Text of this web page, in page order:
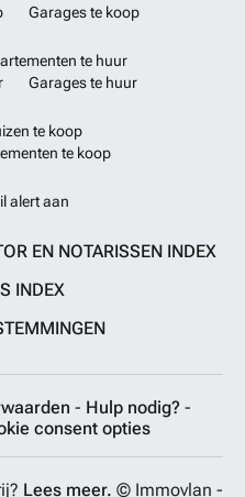
Garages te koop
te huur
Garages te huur
te koop
te koop
alert aan
EN NOTARISSEN INDEX
INDEX
- Hulp nodig? -
consent opties
Lees meer. © Immovlan -